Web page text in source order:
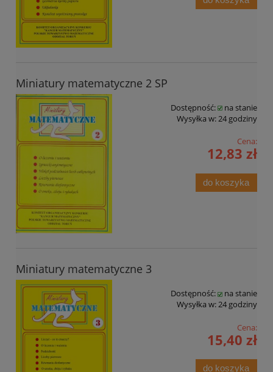
Miniatury matematyczne 2 SP
Dostępność:
na stanie
Wysyłka w:24 godziny
Cena:
12,83 zł
do koszyka
Miniatury matematyczne 3
Dostępność:
na stanie
Wysyłka w:24 godziny
Cena:
15,40 zł
do koszyka